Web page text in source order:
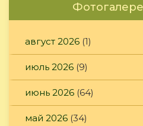
август 2026 (1)
июль 2026 (9)
июнь 2026 (64)
май 2026 (34)